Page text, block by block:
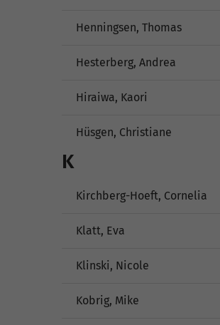
Henningsen, Thomas
Hesterberg, Andrea
Hiraiwa, Kaori
Hüsgen, Christiane
K
Kirchberg-Hoeft, Cornelia
Klatt, Eva
Klinski, Nicole
Kobrig, Mike